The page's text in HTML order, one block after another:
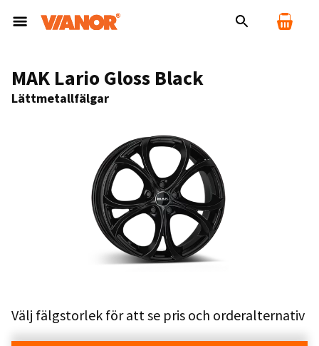
MAK Lario Gloss Black
Lättmetallfälgar
Välj fälgstorlek för att se pris och orderalternativ